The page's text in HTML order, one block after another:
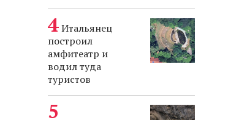
Итальянец
построил
амфитеатр и
водил туда
туристов